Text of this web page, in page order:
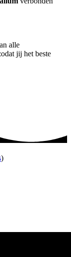
alle
jij het beste
)